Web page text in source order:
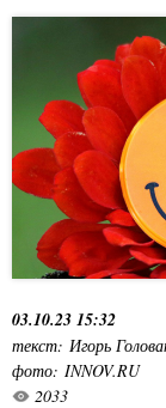
03.10.23 15:32
текст: Игорь
фото: INNOV.RU
2033